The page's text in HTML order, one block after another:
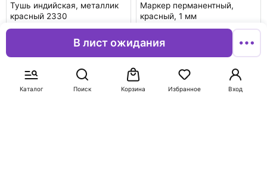
Каталог Поиск Вход
Избранное
Корзина
В лист ожидания
Тушь индийская, металлик
красный 2330
Маркер перманентный,
красный, 1 мм
В корзину